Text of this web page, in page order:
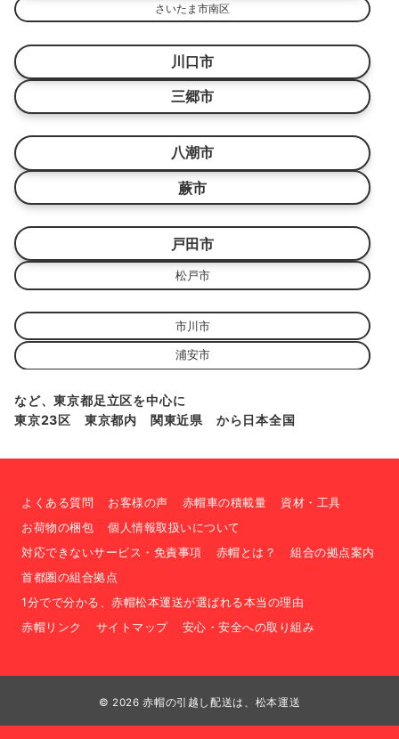
さいたま市南区
川口市
三郷市
八潮市
蕨市
戸田市
松戸市
市川市
浦安市
など、東京都足立区を中心に
東京23区 東京都内 関東近県 から日本全国
よくある質問 お客様の声 赤帽車の積載量
資材・工具
お荷物の梱包
個人情報取扱いについて
対応できないサービス・免責事項
赤帽とは？
組合の拠点案内
首都圏の組合拠点
1分でで分かる、赤帽松本運送が選ばれる本当の理由
赤帽リンク
サイトマップ 安心・安全への取り組み
© 2026赤帽の引越し配送は、松本運送